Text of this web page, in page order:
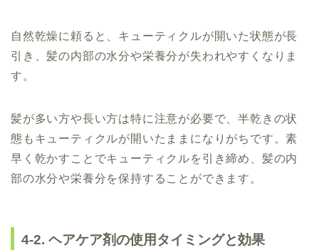
自然乾燥に頼ると、キューティクルが開いた状態が長
引き、髪の内部の水分や栄養分が失われやすくなりま
す。
髪が多い方や長い方は特に注意が必要で、半乾きの状
態もキューティクルが開いたままになりがちです。素
早く乾かすことでキューティクルを引き締め、髪の内
部の水分や栄養分を保持することができます。
4-2. ヘアケア剤の使用タイミングと効果